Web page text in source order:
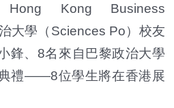
Hong Kong Business
大學（Sciences Po）校友
鋒、8名來自巴黎政治大學
禮——8位學生將在香港展